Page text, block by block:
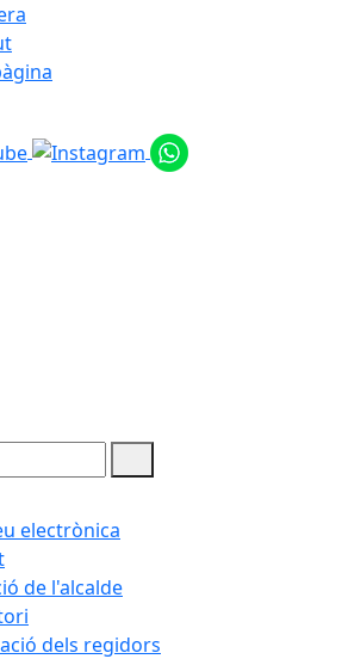
electrònica
de l'alcalde
dels regidors